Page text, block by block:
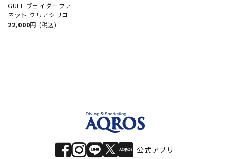
GULL ヴェイダーファ
ネット クリアシリコン
スーパークリアレンズ
22,000円 (税込)
公式アプリ